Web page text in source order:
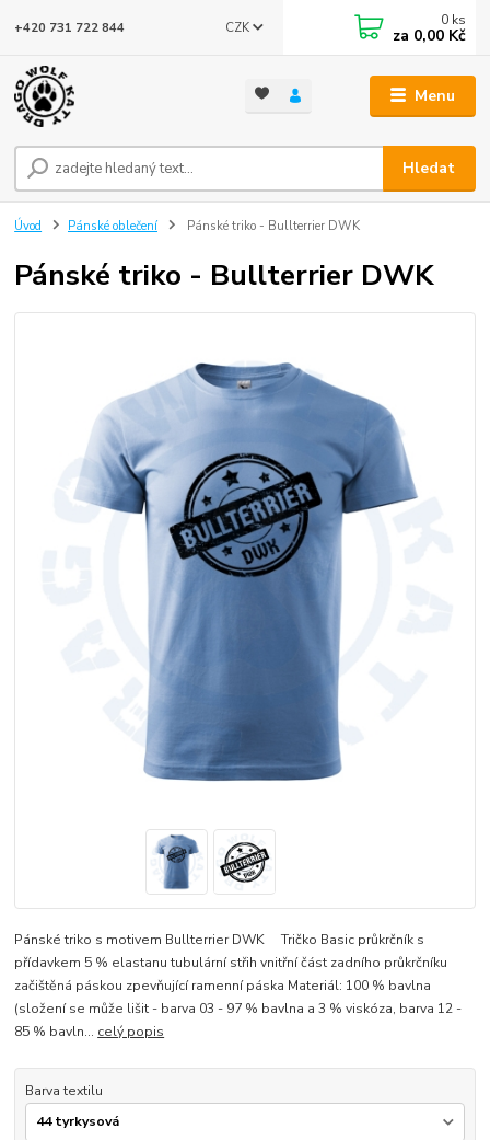
Menu
CZK
Hledat
+420 731 722 844 0 ks
za 0,00 Kč
Úvod Pánské oblečení Pánské triko - Bullterrier DWK
Pánské triko - Bullterrier DWK
Pánské triko s motivem Bullterrier DWK Tričko Basic průkrčník s
přídavkem 5 % elastanu tubulární střih vnitřní část zadního průkrčníku
začištěná páskou zpevňující ramenní páska Materiál: 100 % bavlna
(složení se může lišit - barva 03 - 97 % bavlna a 3 % viskóza, barva 12 -
85 % bavln... celý popis
Barva textilu